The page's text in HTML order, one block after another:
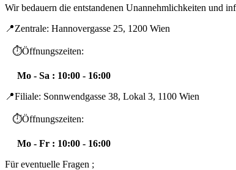
Wir bedauern die entstandenen Unannehmlichkeiten und
📍Zentrale: Hannovergasse 25, 1200 Wien
⏱️Öffnungszeiten:
Mo - Sa : 10:00 - 16:00
📍Filiale: Sonnwendgasse 38, Lokal 3, 1100 Wien
⏱️Öffnungszeiten:
Mo - Fr : 10:00 - 16:00
Für eventuelle Fragen ;